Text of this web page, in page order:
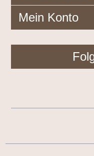
Mein Konto